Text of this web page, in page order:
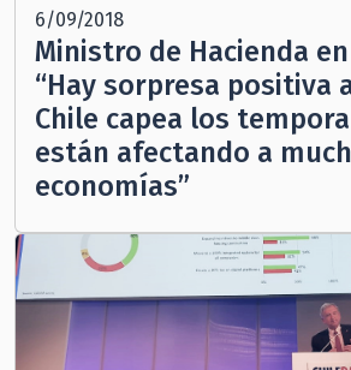
6/09/2018
Ministro de Hacienda en
“Hay sorpresa positiva
Chile capea los
están afectando a
economías”